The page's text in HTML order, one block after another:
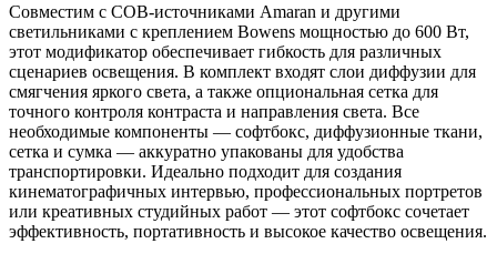
Совместим с COB-источниками Amaran и другими
светильниками с креплением Bowens мощностью до 600 Вт,
этот модификатор обеспечивает гибкость для различных
сценариев освещения. В комплект входят слои диффузии для
смягчения яркого света, а также опциональная сетка для
точного контроля контраста и направления света. Все
необходимые компоненты — софтбокс, диффузионные ткани,
сетка и сумка — аккуратно упакованы для удобства
транспортировки. Идеально подходит для создания
кинематографичных интервью, профессиональных портретов
или креативных студийных работ — этот софтбокс сочетает
эффективность, портативность и высокое качество освещения.